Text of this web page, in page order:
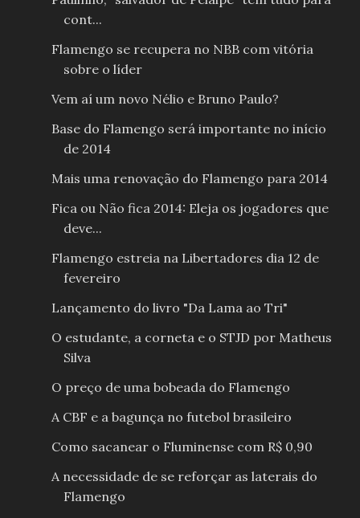
cont...
Flamengo se recupera no NBB com vitória
sobre o líder
Vem aí um novo Nélio e Bruno Paulo?
Base do Flamengo será importante no início
de 2014
Mais uma renovação do Flamengo para 2014
Fica ou Não fica 2014: Eleja os jogadores que
deve...
Flamengo estreia na Libertadores dia 12 de
fevereiro
Lançamento do livro "Da Lama ao Tri"
O estudante, a corneta e o STJD por Matheus
Silva
O preço de uma bobeada do Flamengo
A CBF e a bagunça no futebol brasileiro
Como sacanear o Fluminense com R$ 0,90
A necessidade de se reforçar as laterais do
Flamengo